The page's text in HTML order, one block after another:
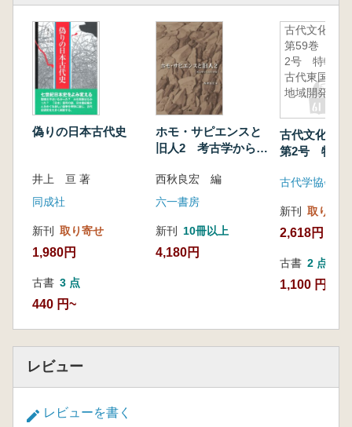
偽りの日本古代史
井上 亘 著
同成社
新刊 取り寄せ
1,980円
古書 3 点
440 円~
ホモ・サピエンスと
旧人2 考古学からみ
西秋良宏 編
六一書房
新刊 10冊以上
4,180円
古代文化
第59巻 第
2号 特輯:
古代東国の
地域開発
古代文化
第2号 特輯:
古代学協会
新刊 取り寄せ
2,618円
古書 2 点
1,100 円~
レビュー
レビューを書く